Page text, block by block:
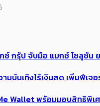
ซ์ กรุ้ป จับมือ แมกซ์ โซลูชัน
มบันเทิงไร้เงินสด เพิ่มฟีเจอ
Wallet พร้อมมอบสิทธิพิเ